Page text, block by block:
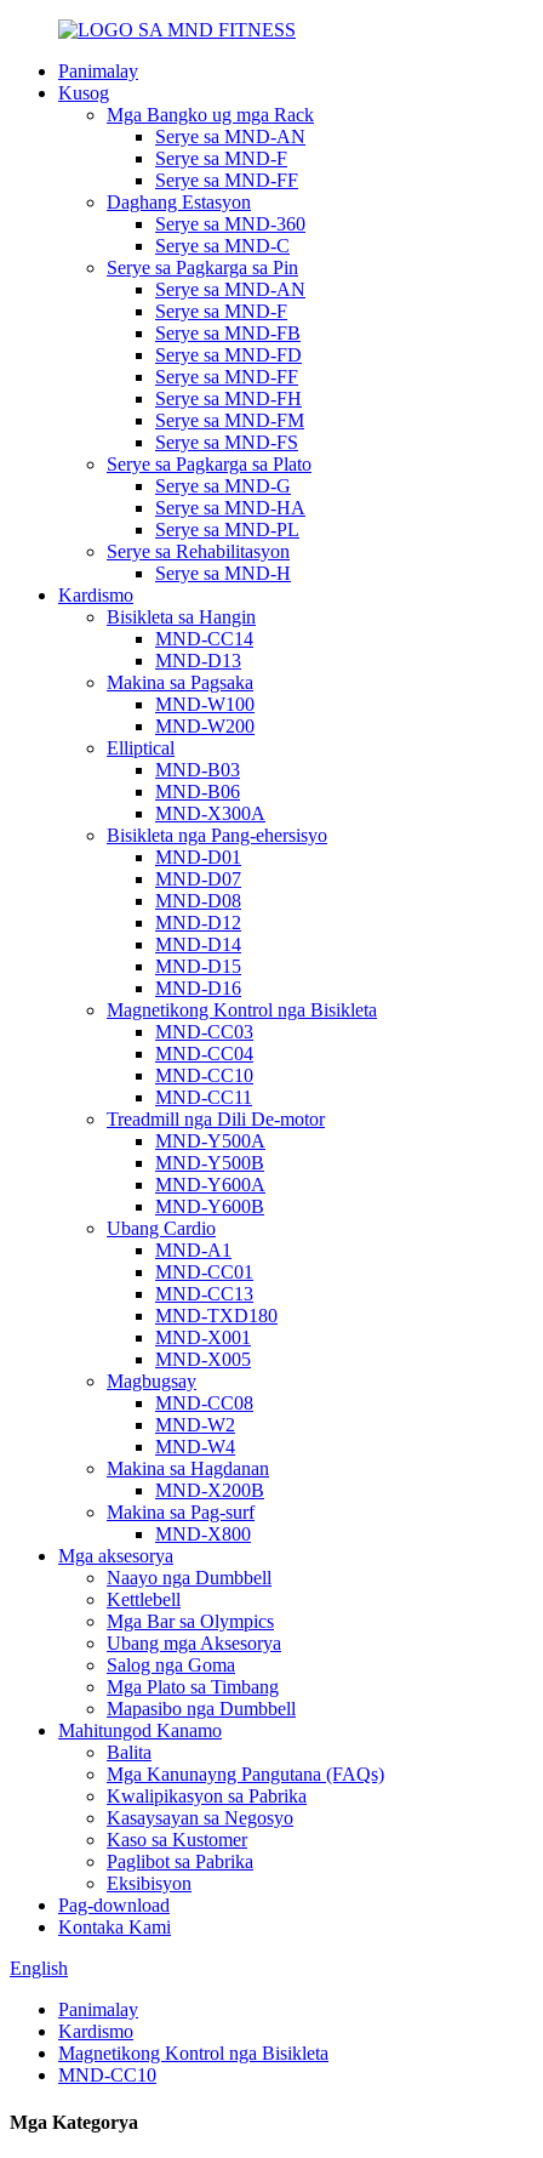
Panimalay
Kusog
Mga Bangko ug mga Rack
Serye sa MND-AN
Serye sa MND-F
Serye sa MND-FF
Daghang Estasyon
Serye sa MND-360
Serye sa MND-C
Serye sa Pagkarga sa Pin
Serye sa MND-AN
Serye sa MND-F
Serye sa MND-FB
Serye sa MND-FD
Serye sa MND-FF
Serye sa MND-FH
Serye sa MND-FM
Serye sa MND-FS
Serye sa Pagkarga sa Plato
Serye sa MND-G
Serye sa MND-HA
Serye sa MND-PL
Serye sa Rehabilitasyon
Serye sa MND-H
Kardismo
Bisikleta sa Hangin
MND-CC14
MND-D13
Makina sa Pagsaka
MND-W100
MND-W200
Elliptical
MND-B03
MND-B06
MND-X300A
Bisikleta nga Pang-ehersisyo
MND-D01
MND-D07
MND-D08
MND-D12
MND-D14
MND-D15
MND-D16
Magnetikong Kontrol nga Bisikleta
MND-CC03
MND-CC04
MND-CC10
MND-CC11
Treadmill nga Dili De-motor
MND-Y500A
MND-Y500B
MND-Y600A
MND-Y600B
Ubang Cardio
MND-A1
MND-CC01
MND-CC13
MND-TXD180
MND-X001
MND-X005
Magbugsay
MND-CC08
MND-W2
MND-W4
Makina sa Hagdanan
MND-X200B
Makina sa Pag-surf
MND-X800
Mga aksesorya
Naayo nga Dumbbell
Kettlebell
Mga Bar sa Olympics
Ubang mga Aksesorya
Salog nga Goma
Mga Plato sa Timbang
Mapasibo nga Dumbbell
Mahitungod Kanamo
Balita
Mga Kanunayng Pangutana (FAQs)
Kwalipikasyon sa Pabrika
Kasaysayan sa Negosyo
Kaso sa Kustomer
Paglibot sa Pabrika
Eksibisyon
Pag-download
Kontaka Kami
English
Panimalay
Kardismo
Magnetikong Kontrol nga Bisikleta
MND-CC10
Mga Kategorya